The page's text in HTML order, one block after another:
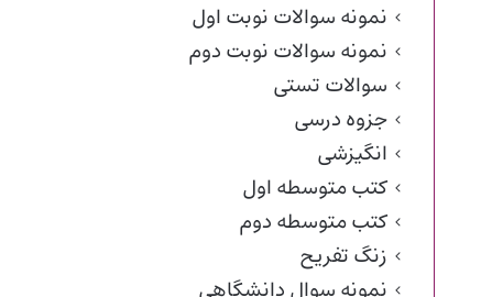
نمونه سوالات نوبت اول
نمونه سوالات نوبت دوم
سوالات تستی
جزوه درسی
انگیزشی
کتب متوسطه اول
کتب متوسطه دوم
زنگ تفریح
نمونه سوال دانشگاهی